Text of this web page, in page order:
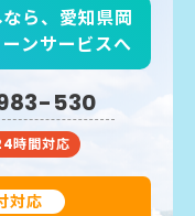
ら、愛知県岡
ンサービスへ
530
時間対応
対応